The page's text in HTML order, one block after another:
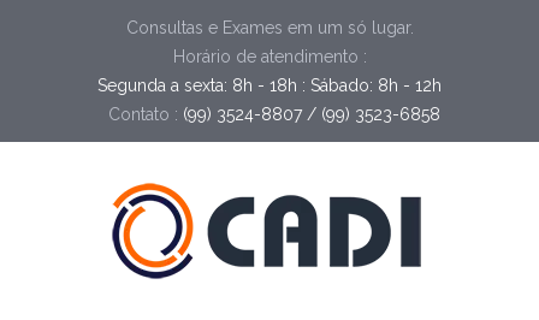
Consultas e Exames em um só lugar.
Horário de atendimento :
Segunda a sexta: 8h - 18h : Sábado: 8h - 12h
Contato : (99) 3524-8807 / (99) 3523-6858